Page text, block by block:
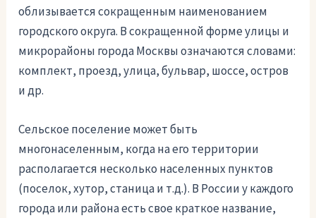
облизывается сокращенным наименованием
городского округа. В сокращенной форме улицы и
микрорайоны города Москвы означаются словами:
комплект, проезд, улица, бульвар, шоссе, остров
и др.
Сельское поселение может быть
многонаселенным, когда на его территории
располагается несколько населенных пунктов
(поселок, хутор, станица и т.д.). В России у каждого
города или района есть свое краткое название,